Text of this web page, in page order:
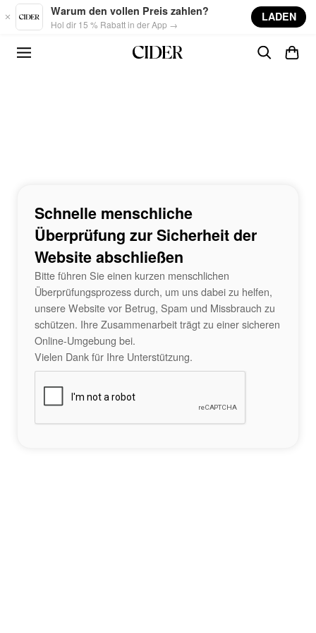
Skip to main content
Warum den vollen Preis zahlen?
Hol dir 15 % Rabatt in der App →
LADEN
Schnelle menschliche
Überprüfung zur Sicherheit der
Website abschließen
Bitte führen Sie einen kurzen menschlichen
Überprüfungsprozess durch, um uns dabei zu helfen,
unsere Website vor Betrug, Spam und Missbrauch zu
schützen. Ihre Zusammenarbeit trägt zu einer sicheren
Online-Umgebung bei.
Vielen Dank für Ihre Unterstützung.